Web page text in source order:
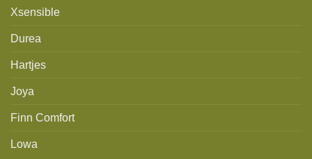
Xsensible
Durea
Hartjes
Joya
Finn Comfort
Lowa